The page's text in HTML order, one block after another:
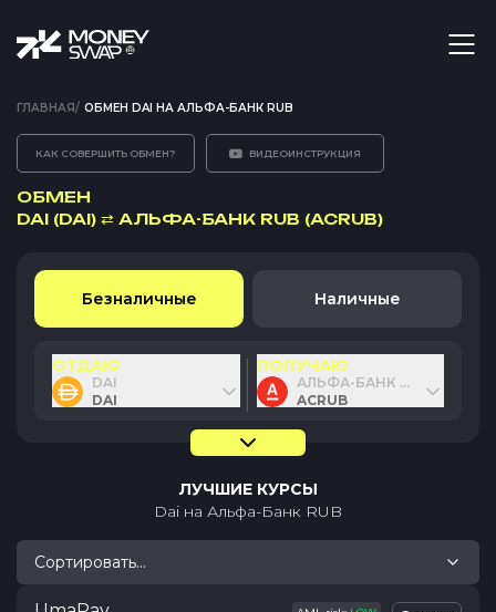
ГЛАВНАЯ/ ОБМЕН DAI НА АЛЬФА-БАНК RUB
КАК СОВЕРШИТЬ ОБМЕН? ВИДЕОИНСТРУКЦИЯ
ОБМЕН
DAI (DAI) ⇄ АЛЬФА-БАНК RUB (ACRUB)
Безналичные Наличные
ОТДАЮ
DAI
DAI
ПОЛУЧАЮ
АЛЬФА-БАНК RUB
ACRUB
ЛУЧШИЕ КУРСЫ
Dai на Альфа-Банк RUB
Сортировать...